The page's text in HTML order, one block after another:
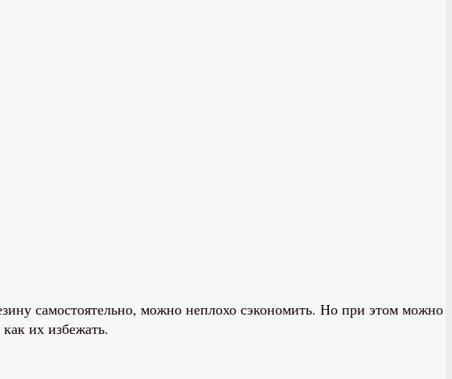
самостоятельно, можно неплохо сэкономить. Но при этом можно
их избежать.